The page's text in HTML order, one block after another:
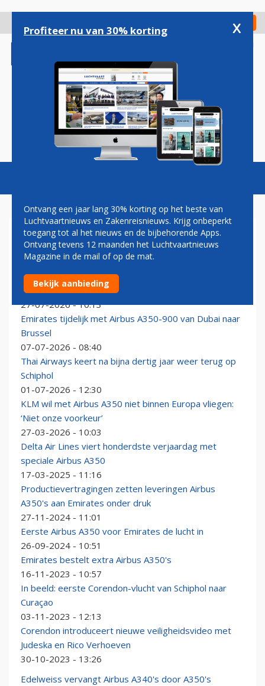
gaan
Check in
Magazine Podcasts Vacatures
AIRBUS A350-900
KLM komt met nog vier bestemmingen voor Airbus
A350-900
27-07-2026 - 10:13
Emirates tijdelijk met Airbus A350-900 van Dubai naar
Brussel
07-07-2026 - 08:40
Thai Airways keert na bijna dertig jaar weer terug op
Schiphol
01-07-2026 - 12:30
KLM wil met Airbus A350 niet binnen Europa vliegen:
‘Niet onze voorkeur’
27-03-2026 - 10:03
Delta Air Lines viert honderdste verjaardag met
speciale Airbus A350
17-03-2025 - 11:16
Productievertragingen zetten leveringen Airbus
A350's aan Emirates onder druk
27-11-2024 - 11:01
Eerste Airbus A350 voor Emirates de lucht in
26-09-2024 - 10:51
Emirates bestelt extra Airbus A350's
16-11-2023 - 10:57
In beeld: eerste Corendon-vlucht van Schiphol naar
Curaçao
03-11-2023 - 12:13
Corendon introduceert nieuwe veiligheidsvideo met
Judeska en Rico Verhoeven
30-10-2023 - 13:26
Edelweiss vervangt Airbus A340's door A350's
Profiteer nu van 30% korting x
Ontvang een jaar lang 30% korting op het beste van
Luchtvaartnieuws en Zakenreisnieuws. Krijg onbeperkt
toegang tot al het nieuws en de bijbehorende Apps.
Ontvang tevens 12 maanden het Luchtvaartnieuws
Magazine in de mail of op de mat.
Bekijk aanbieding